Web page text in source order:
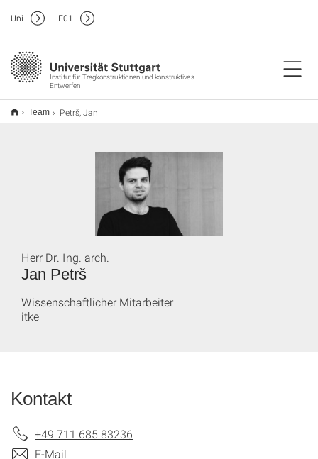
Institut für Tragkonstruktionen und konstruktives
Entwerfen
Uni F01
Team Petrš, Jan
Jan Petrš
Herr Dr. Ing. arch.
Wissenschaftlicher Mitarbeiter
itke
Kontakt
+49 711 685 83236
E-Mail